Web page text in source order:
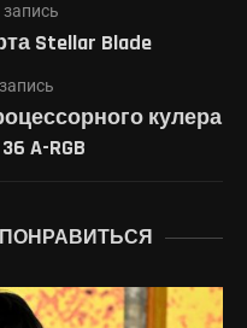
Stellar Blade
кулера
A-RGB